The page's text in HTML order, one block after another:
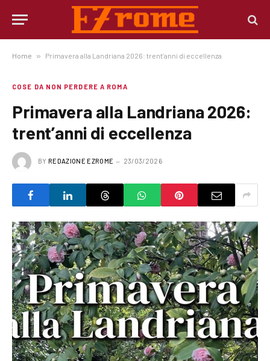
Home » Primavera alla Landriana 2026: trent’anni di eccellenza
COSE DA NON PERDERE A ROMA
Primavera alla Landriana 2026:
trent’anni di eccellenza
BY REDAZIONE EZROME 23/03/2026